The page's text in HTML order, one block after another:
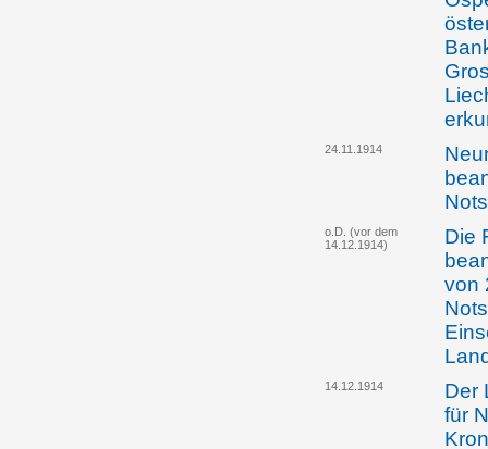
24.11.1914
o.D. (vor dem
14.12.1914)
Die
von
14.12.1914
Der
für